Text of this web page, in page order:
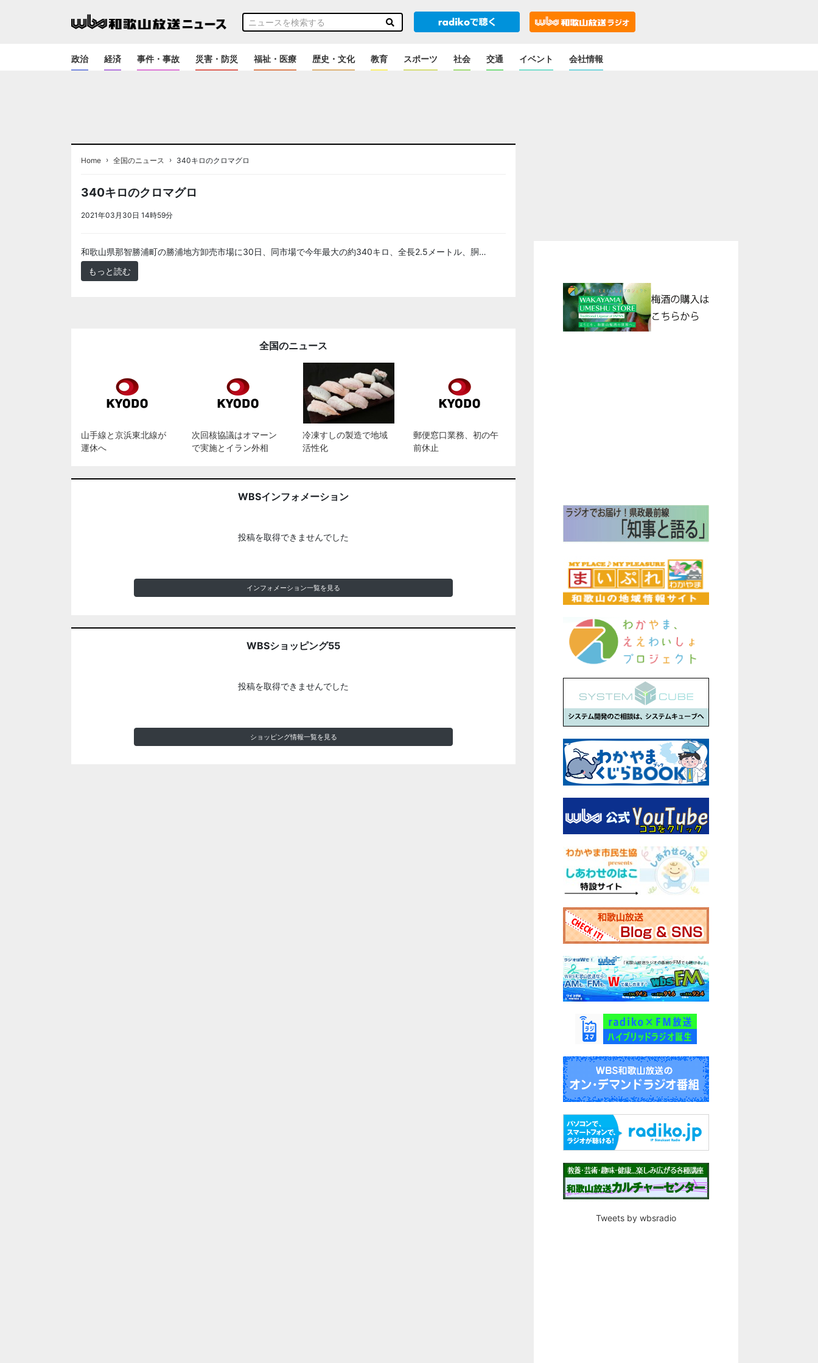
政治 経済 事件・事故 災害・防災 福祉・医療 歴史・文化 教育 スポーツ 社会 交通 イベント 会社情報
Home › 全国のニュース › 340キロのクロマグロ
340キロのクロマグロ
2021年03月30日 14時59分
和歌山県那智勝浦町の勝浦地方卸売市場に30日、同市場で今年最大の約340キロ、全長2.5メートル、胴…
もっと読む
全国のニュース
山手線と京浜東北線が
運休へ
次回核協議はオマーン
で実施とイラン外相
冷凍すしの製造で地域
活性化
郵便窓口業務、初の午
前休止
WBSインフォメーション
投稿を取得できませんでした
インフォメーション一覧を見る
WBSショッピング55
投稿を取得できませんでした
ショッピング情報一覧を見る
Tweets by wbsradio